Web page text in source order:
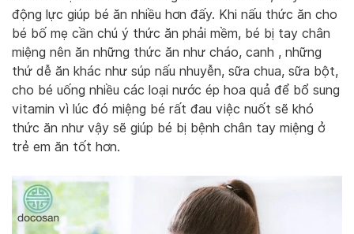
động lực giúp bé ăn nhiều hơn đấy. Khi nấu thức ăn cho
bé bố mẹ cần chú ý thức ăn phải mềm, bé bị tay chân
miệng nên ăn những thức ăn như cháo, canh , những
thứ dễ ăn khác như súp nấu nhuyễn, sữa chua, sữa bột,
cho bé uống nhiều các loại nước ép hoa quả để bổ sung
vitamin vì lúc đó miệng bé rất đau việc nuốt sẽ khó
thức ăn như vậy sẽ giúp bé bị bệnh chân tay miệng ở
trẻ em ăn tốt hơn.